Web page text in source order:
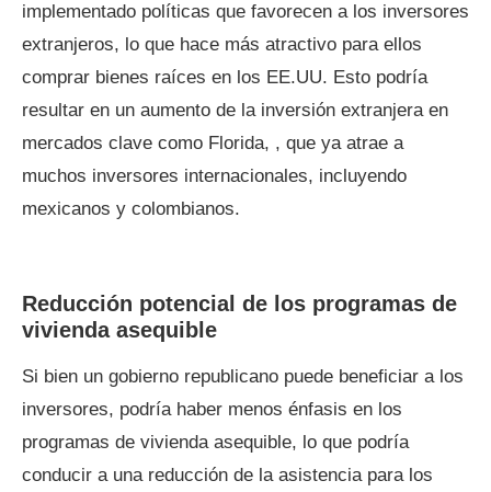
implementado políticas que favorecen a los inversores
extranjeros, lo que hace más atractivo para ellos
comprar bienes raíces en los EE.UU. Esto podría
resultar en un aumento de la inversión extranjera en
mercados clave como Florida, , que ya atrae a
muchos inversores internacionales, incluyendo
mexicanos y colombianos.
Reducción potencial de los programas de
vivienda asequible
Si bien un gobierno republicano puede beneficiar a los
inversores, podría haber menos énfasis en los
programas de vivienda asequible, lo que podría
conducir a una reducción de la asistencia para los